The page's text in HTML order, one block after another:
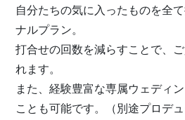
自分たちの気に入ったものを全
ナルプラン。
打合せの回数を減らすことで、
れます。
また、経験豊富な専属ウェディ
ことも可能です。（別途プロデュ